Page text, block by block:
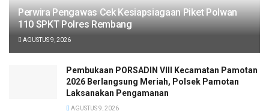
Perwira Pengawas Cek Kesiapsiagaan Piket Polwan
110 SPKT Polres Rembang
AGUSTUS 9, 2026
Pembukaan PORSADIN VIII Kecamatan Pamotan
2026 Berlangsung Meriah, Polsek Pamotan
Laksanakan Pengamanan
AGUSTUS 9, 2026